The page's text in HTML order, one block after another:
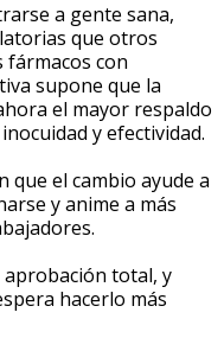
a gente sana,
que otros
fármacos con
supone que la
el mayor respaldo
y efectividad.
que el cambio ayude a
y anime a más
total, y
hacerlo más